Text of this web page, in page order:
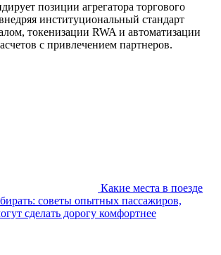
позиции агрегатора торгового
институциональный стандарт
токенизации RWA и автоматизации
с привлечением партнеров.
Какие места в поезде
советы опытных пассажиров,
сделать дорогу комфортнее